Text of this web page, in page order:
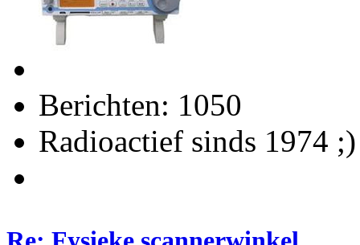
Berichten: 1050
Radioactief sinds 1974 ;)